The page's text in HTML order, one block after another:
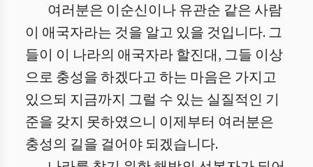
여러분은 이순신이나 유관순 같은 사람
이 애국자라는 것을 알고 있을 것입니다. 그
들이 이 나라의 애국자라 할진대, 그들 이상
으로 충성을 하겠다고 하는 마음은 가지고
있으되 지금까지 그럴 수 있는 실질적인 기
준을 갖지 못하였으니 이제부터 여러분은
충성의 길을 걸어야 되겠습니다.